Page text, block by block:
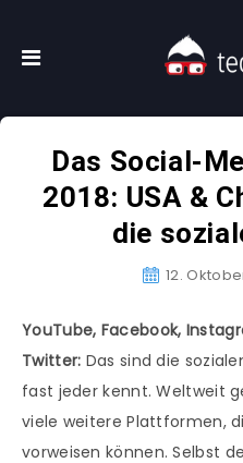
Das Social-
2018: USA &
die
12.
YouTube, Facebook,
Twitter: Das sind die
fast jeder kennt. Weltweit
viele weitere Plattformen,
vorweisen können. Selbst